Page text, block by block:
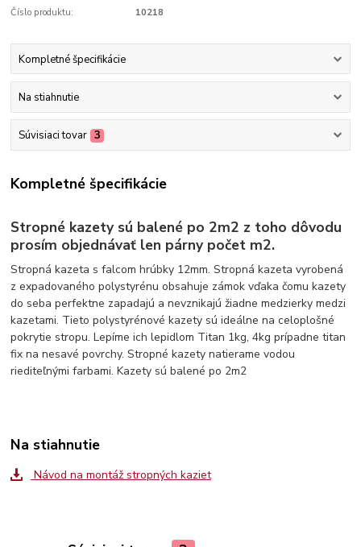
Číslo produktu: 10218
Kompletné špecifikácie
Na stiahnutie
Súvisiaci tovar 3
Kompletné špecifikácie
Stropné kazety sú balené po 2m2 z toho dôvodu
prosím objednávať len párny počet m2.
Stropná kazeta s falcom hrúbky 12mm. Stropná kazeta vyrobená
z expadovaného polystyrénu obsahuje zámok vďaka čomu kazety
do seba perfektne zapadajú a nevznikajú žiadne medzierky medzi
kazetami. Tieto polystyrénové kazety sú ideálne na celoplošné
pokrytie stropu. Lepíme ich lepidlom Titan 1kg, 4kg prípadne titan
fix na nesavé povrchy. Stropné kazety natierame vodou
riediteľnými farbami. Kazety sú balené po 2m2
Na stiahnutie
Návod na montáž stropných kaziet